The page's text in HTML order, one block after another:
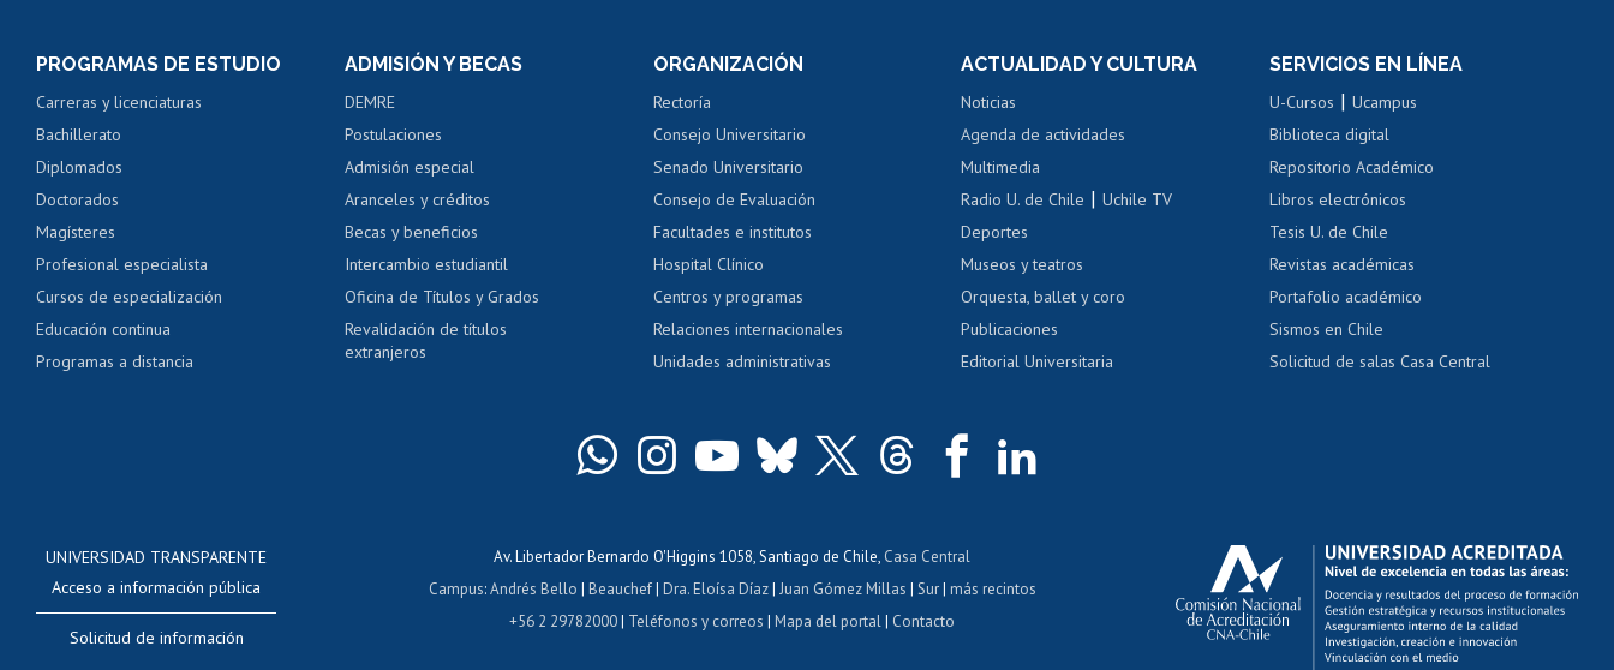
Servicio médico y dental
Pago de arancel y crédito alumnos
Pago de arancel y crédito exalumnos
Certificado de títulos y grados
Perfeccionamiento
Evaluación docente
Calificación académica
Postulación al AUCAI
Portal de movilidad interna
Certificado de renta
Certificado de renta
Cursos de español
Mi Uchile Ayuda tecnológica Tarjeta TUI Acoso laboral, sexual y violencia Denuncias administrativas
PROGRAMAS DE ESTUDIO
Carreras y licenciaturas
Bachillerato
Diplomados
Doctorados
Magísteres
Profesional especialista
Cursos de especialización
Educación continua
Programas a distancia
ADMISIÓN Y BECAS
DEMRE
Postulaciones
Admisión especial
Aranceles y créditos
Becas y beneficios
Intercambio estudiantil
Oficina de Títulos y Grados
Revalidación de títulos
extranjeros
ORGANIZACIÓN
Rectoría
Consejo Universitario
Senado Universitario
Consejo de Evaluación
Facultades e institutos
Hospital Clínico
Centros y programas
Relaciones internacionales
Unidades administrativas
ACTUALIDAD Y CULTURA
Noticias
Agenda de actividades
Multimedia
Radio U. de Chile |Uchile TV
Deportes
Museos y teatros
Orquesta, ballet y coro
Publicaciones
Editorial Universitaria
SERVICIOS EN LÍNEA
U-Cursos |Ucampus
Biblioteca digital
Repositorio Académico
Libros electrónicos
Tesis U. de Chile
Revistas académicas
Portafolio académico
Sismos en Chile
Solicitud de salas Casa Central
UNIVERSIDAD TRANSPARENTE
Acceso a información pública
Solicitud de información
Av. Libertador Bernardo O'Higgins 1058, Santiago de Chile, Casa Central
Campus:Andrés Bello | Beauchef| Dra. Eloísa Díaz| Juan Gómez Millas | Sur| más recintos
+56 2 29782000| Teléfonos y correos |Mapa del portal| Contacto